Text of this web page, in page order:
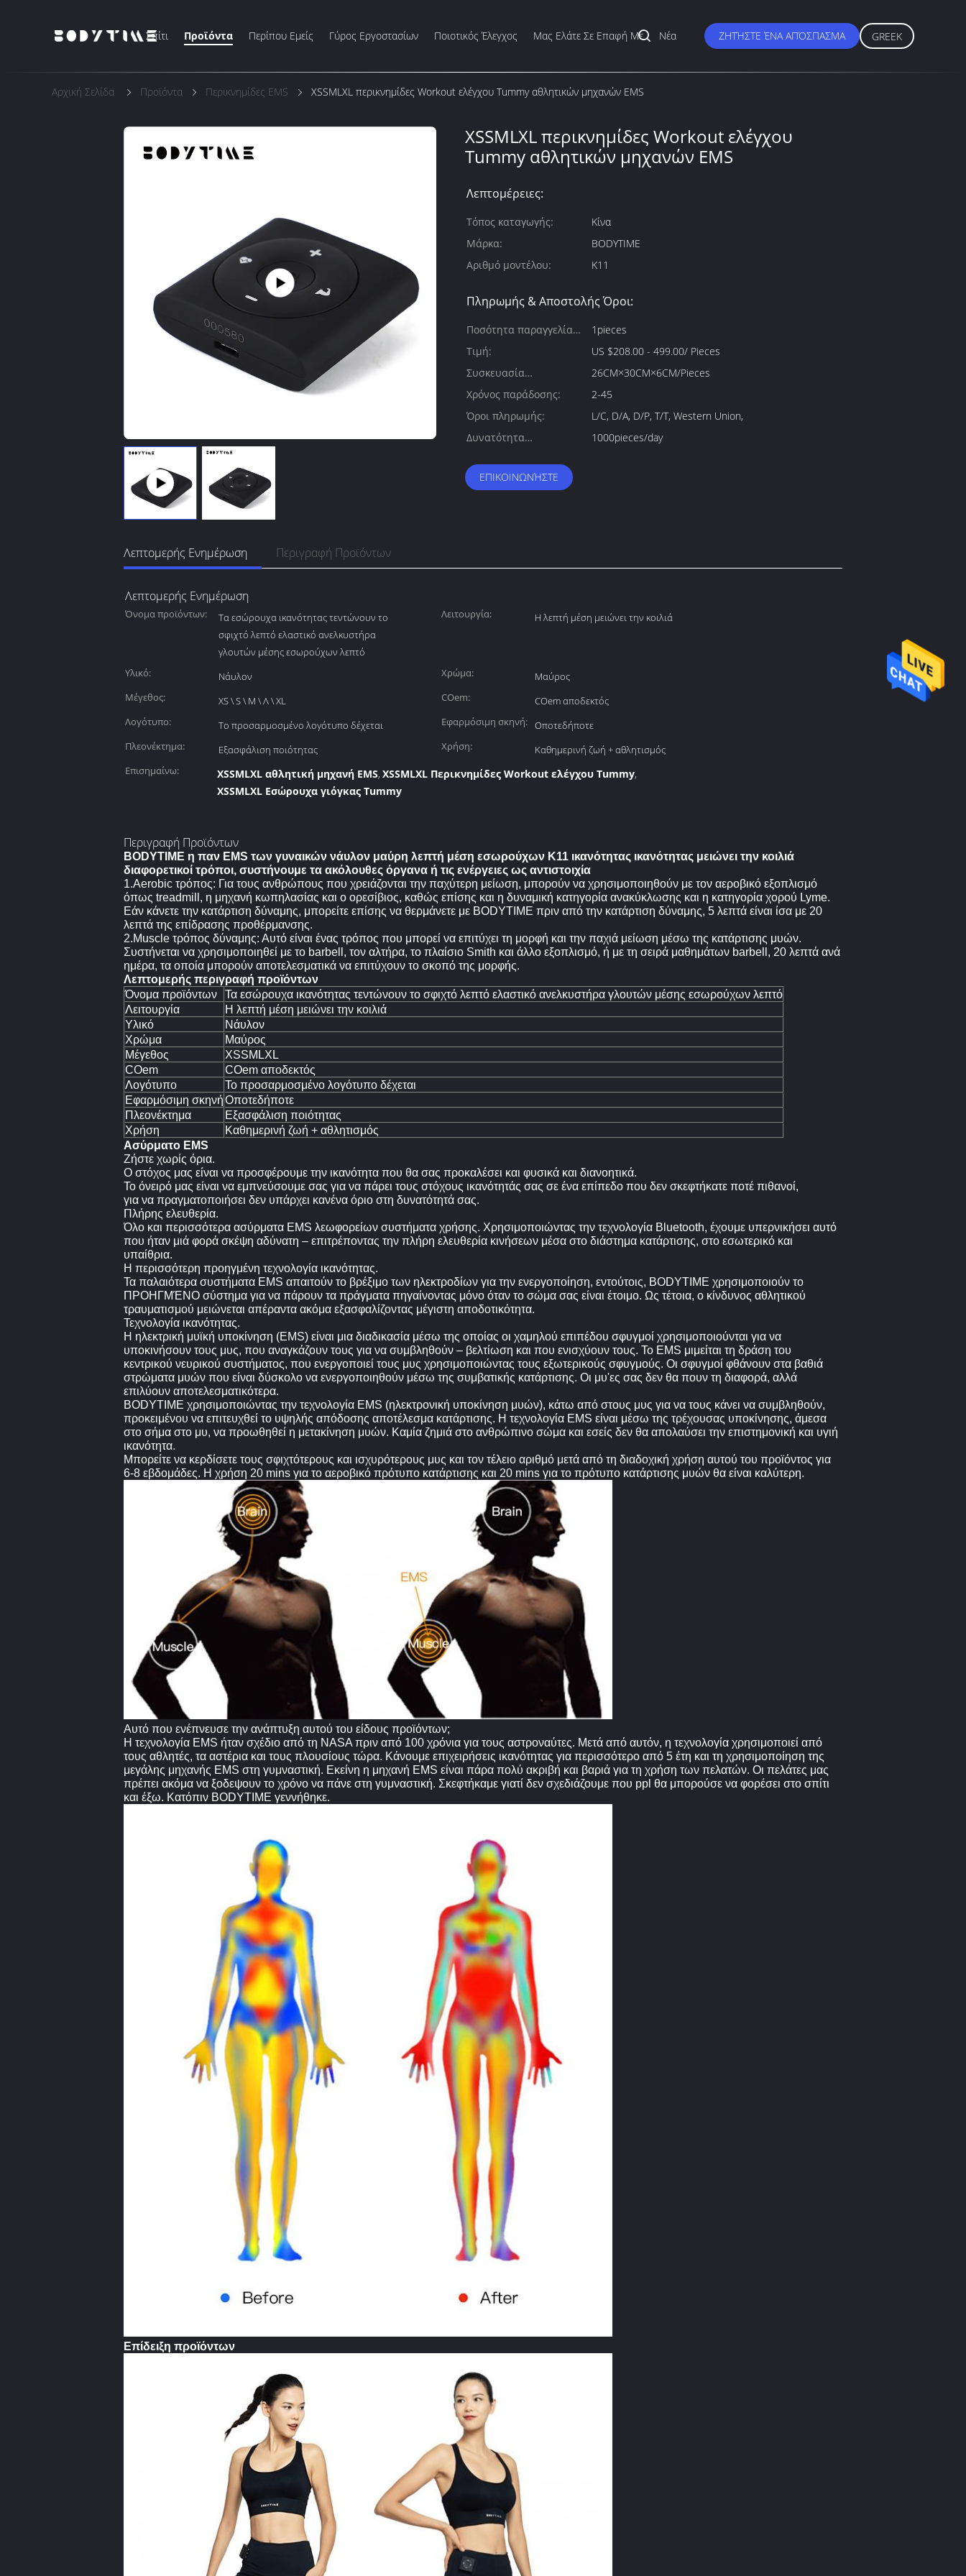
Σπίτι Προϊόντα Περίπου Εμείς Γύρος Εργοστασίων Ποιοτικός Έλεγχος Μας Ελάτε Σε Επαφή Με Νέα ΖΗΤΉΣΤΕ ΈΝΑ ΑΠΌΣΠΑΣΜΑ GREEK
Αρχική Σελίδα Προϊόντα Περικνημίδες EMS XSSMLXL περικνημίδες Workout ελέγχου Tummy αθλητικών μηχανών EMS
XSSMLXL περικνημίδες Workout ελέγχου
Tummy αθλητικών μηχανών EMS
Λεπτομέρειες:
Τόπος καταγωγής:
Κίνα
Μάρκα:
BODYTIME
Αριθμό μοντέλου:
K11
Πληρωμής & Αποστολής Όροι:
Ποσότητα παραγγελίας
min:
1pieces
Τιμή:
US $208.00 - 499.00/ Pieces
Συσκευασία
λεπτομέρειες:
26CM×30CM×6CM/Pieces
Χρόνος παράδοσης:
2-45
Όροι πληρωμής:
L/C, D/A, D/P, T/T, Western Union,
Δυνατότητα
1000pieces/day
ΕΠΙΚΟΙΝΩΝΉΣΤΕ
Λεπτομερής Ενημέρωση Περιγραφή Προϊόντων
Λεπτομερής Ενημέρωση
Όνομα προϊόντων:
Τα εσώρουχα ικανότητας τεντώνουν το
σφιχτό λεπτό ελαστικό ανελκυστήρα
γλουτών μέσης εσωρούχων λεπτό
Λειτουργία: Η λεπτή μέση μειώνει την κοιλιά
Υλικό: Νάυλον Χρώμα:
Μαύρος
Μέγεθος:
XS \ S \ Μ \ Λ \ XL COem:
COem αποδεκτός
Λογότυπο:
Το προσαρμοσμένο λογότυπο δέχεται Εφαρμόσιμη σκηνή: Οποτεδήποτε
Πλεονέκτημα:
Εξασφάλιση ποιότητας Χρήση:
Καθημερινή ζωή + αθλητισμός
Επισημαίνω:
XSSMLXL αθλητική μηχανή EMS, XSSMLXL Περικνημίδες Workout ελέγχου Tummy,
XSSMLXL Εσώρουχα γιόγκας Tummy
Περιγραφή Προϊόντων
BODYTIME η παν EMS των γυναικών νάυλον μαύρη λεπτή μέση εσωρούχων K11 ικανότητας ικανότητας μειώνει την κοιλιά
διαφορετικοί τρόποι, συστήνουμε τα ακόλουθες όργανα ή τις ενέργειες ως αντιστοιχία
1.Aerobic τρόπος: Για τους ανθρώπους που χρειάζονται την παχύτερη μείωση, μπορούν να χρησιμοποιηθούν με τον αεροβικό εξοπλισμό
όπως treadmill, η μηχανή κωπηλασίας και ο ορεσίβιος, καθώς επίσης και η δυναμική κατηγορία ανακύκλωσης και η κατηγορία χορού Lyme.
Εάν κάνετε την κατάρτιση δύναμης, μπορείτε επίσης να θερμάνετε με BODYTIME πριν από την κατάρτιση δύναμης, 5 λεπτά είναι ίσα με 20
λεπτά της επίδρασης προθέρμανσης.
2.Muscle τρόπος δύναμης: Αυτό είναι ένας τρόπος που μπορεί να επιτύχει τη μορφή και την παχιά μείωση μέσω της κατάρτισης μυών.
Συστήνεται να χρησιμοποιηθεί με το barbell, τον αλτήρα, το πλαίσιο Smith και άλλο εξοπλισμό, ή με τη σειρά μαθημάτων barbell, 20 λεπτά ανά
ημέρα, τα οποία μπορούν αποτελεσματικά να επιτύχουν το σκοπό της μορφής.
Λεπτομερής περιγραφή προϊόντων
Όνομα προϊόντων
Τα εσώρουχα ικανότητας τεντώνουν το σφιχτό λεπτό ελαστικό ανελκυστήρα γλουτών μέσης εσωρούχων λεπτό
Λειτουργία
Η λεπτή μέση μειώνει την κοιλιά
Υλικό
Νάυλον
Χρώμα
Μαύρος
Μέγεθος
XSSMLXL
COem
COem αποδεκτός
Λογότυπο
Το προσαρμοσμένο λογότυπο δέχεται
Εφαρμόσιμη σκηνήΟποτεδήποτε
Πλεονέκτημα
Εξασφάλιση ποιότητας
Χρήση
Καθημερινή ζωή + αθλητισμός
Ασύρματο EMS
Ζήστε χωρίς όρια.
Ο στόχος μας είναι να προσφέρουμε την ικανότητα που θα σας προκαλέσει και φυσικά και διανοητικά.
Το όνειρό μας είναι να εμπνεύσουμε σας για να πάρει τους στόχους ικανότητάς σας σε ένα επίπεδο που δεν σκεφτήκατε ποτέ πιθανοί,
για να πραγματοποιήσει δεν υπάρχει κανένα όριο στη δυνατότητά σας.
Πλήρης ελευθερία.
Όλο και περισσότερα ασύρματα EMS λεωφορείων συστήματα χρήσης. Χρησιμοποιώντας την τεχνολογία Bluetooth, έχουμε υπερνικήσει αυτό
που ήταν μιά φορά σκέψη αδύνατη – επιτρέποντας την πλήρη ελευθερία κινήσεων μέσα στο διάστημα κατάρτισης, στο εσωτερικό και
υπαίθρια.
Η περισσότερη προηγμένη τεχνολογία ικανότητας.
Τα παλαιότερα συστήματα EMS απαιτούν το βρέξιμο των ηλεκτροδίων για την ενεργοποίηση, εντούτοις, BODYTIME χρησιμοποιούν το
ΠΡΟΗΓΜΈΝΟ σύστημα για να πάρουν τα πράγματα πηγαίνοντας μόνο όταν το σώμα σας είναι έτοιμο. Ως τέτοια, ο κίνδυνος αθλητικού
τραυματισμού μειώνεται απέραντα ακόμα εξασφαλίζοντας μέγιστη αποδοτικότητα.
Τεχνολογία ικανότητας.
Η ηλεκτρική μυϊκή υποκίνηση (EMS) είναι μια διαδικασία μέσω της οποίας οι χαμηλού επιπέδου σφυγμοί χρησιμοποιούνται για να
υποκινήσουν τους μυς, που αναγκάζουν τους για να συμβληθούν – βελτίωση και που ενισχύουν τους. Το EMS μιμείται τη δράση του
κεντρικού νευρικού συστήματος, που ενεργοποιεί τους μυς χρησιμοποιώντας τους εξωτερικούς σφυγμούς. Οι σφυγμοί φθάνουν στα βαθιά
στρώματα μυών που είναι δύσκολο να ενεργοποιηθούν μέσω της συμβατικής κατάρτισης. Οι μυ'ες σας δεν θα πουν τη διαφορά, αλλά
επιλύουν αποτελεσματικότερα.
BODYTIME χρησιμοποιώντας την τεχνολογία EMS (ηλεκτρονική υποκίνηση μυών), κάτω από στους μυς για να τους κάνει να συμβληθούν,
προκειμένου να επιτευχθεί το υψηλής απόδοσης αποτέλεσμα κατάρτισης. Η τεχνολογία EMS είναι μέσω της τρέχουσας υποκίνησης, άμεσα
στο σήμα στο μυ, να προωθηθεί η μετακίνηση μυών. Καμία ζημιά στο ανθρώπινο σώμα και εσείς δεν θα απολαύσει την επιστημονική και υγιή
ικανότητα.
Μπορείτε να κερδίσετε τους σφιχτότερους και ισχυρότερους μυς και τον τέλειο αριθμό μετά από τη διαδοχική χρήση αυτού του προϊόντος για
6-8 εβδομάδες. Η χρήση 20 mins για το αεροβικό πρότυπο κατάρτισης και 20 mins για το πρότυπο κατάρτισης μυών θα είναι καλύτερη.
Αυτό που ενέπνευσε την ανάπτυξη αυτού του είδους προϊόντων;
Η τεχνολογία EMS ήταν σχέδιο από τη NASA πριν από 100 χρόνια για τους αστροναύτες. Μετά από αυτόν, η τεχνολογία χρησιμοποιεί από
τους αθλητές, τα αστέρια και τους πλουσίους τώρα. Κάνουμε επιχειρήσεις ικανότητας για περισσότερο από 5 έτη και τη χρησιμοποίηση της
μεγάλης μηχανής EMS στη γυμναστική. Εκείνη η μηχανή EMS είναι πάρα πολύ ακριβή και βαριά για τη χρήση των πελατών. Οι πελάτες μας
πρέπει ακόμα να ξοδεψουν το χρόνο να πάνε στη γυμναστική. Σκεφτήκαμε γιατί δεν σχεδιάζουμε που ppl θα μπορούσε να φορέσει στο σπίτι
και έξω. Κατόπιν BODYTIME γεννήθηκε.
Επίδειξη προϊόντων